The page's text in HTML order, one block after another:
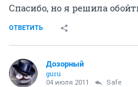
Спасибо, но я решила
ОТВЕТИТЬ
Дозорный
guru
04 июля 2011 Safe